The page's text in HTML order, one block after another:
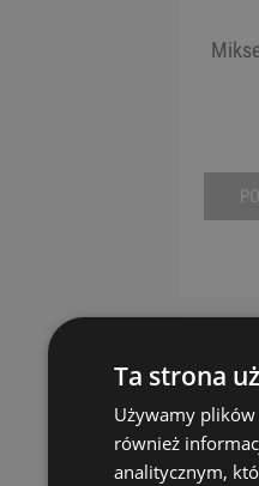
Ta strona
Używamy
również
analitycznym,